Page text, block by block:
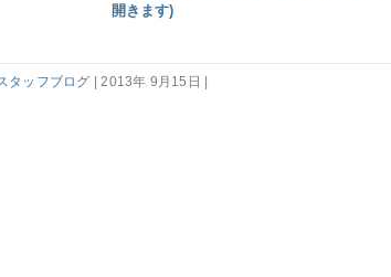
開きます)
タッフブログ | 2013年 9月15日 |